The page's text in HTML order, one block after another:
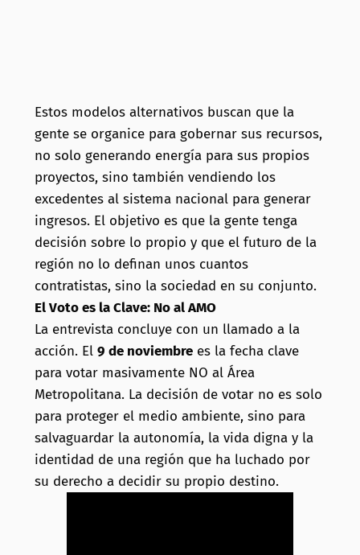
Estos modelos alternativos buscan que la
gente se organice para gobernar sus recursos,
no solo generando energía para sus propios
proyectos, sino también vendiendo los
excedentes al sistema nacional para generar
ingresos. El objetivo es que la gente tenga
decisión sobre lo propio y que el futuro de la
región no lo definan unos cuantos
contratistas, sino la sociedad en su conjunto.
El Voto es la Clave: No al AMO
La entrevista concluye con un llamado a la
acción. El 9 de noviembrees la fecha clave
para votar masivamente NO al Área
Metropolitana. La decisión de votar no es solo
para proteger el medio ambiente, sino para
salvaguardar la autonomía, la vida digna y la
identidad de una región que ha luchado por
su derecho a decidir su propio destino.